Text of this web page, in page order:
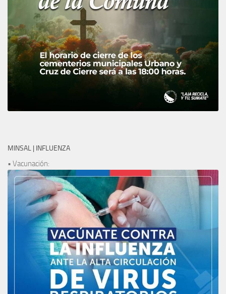
MINSAL | INFLUENZA
• Vacunación: